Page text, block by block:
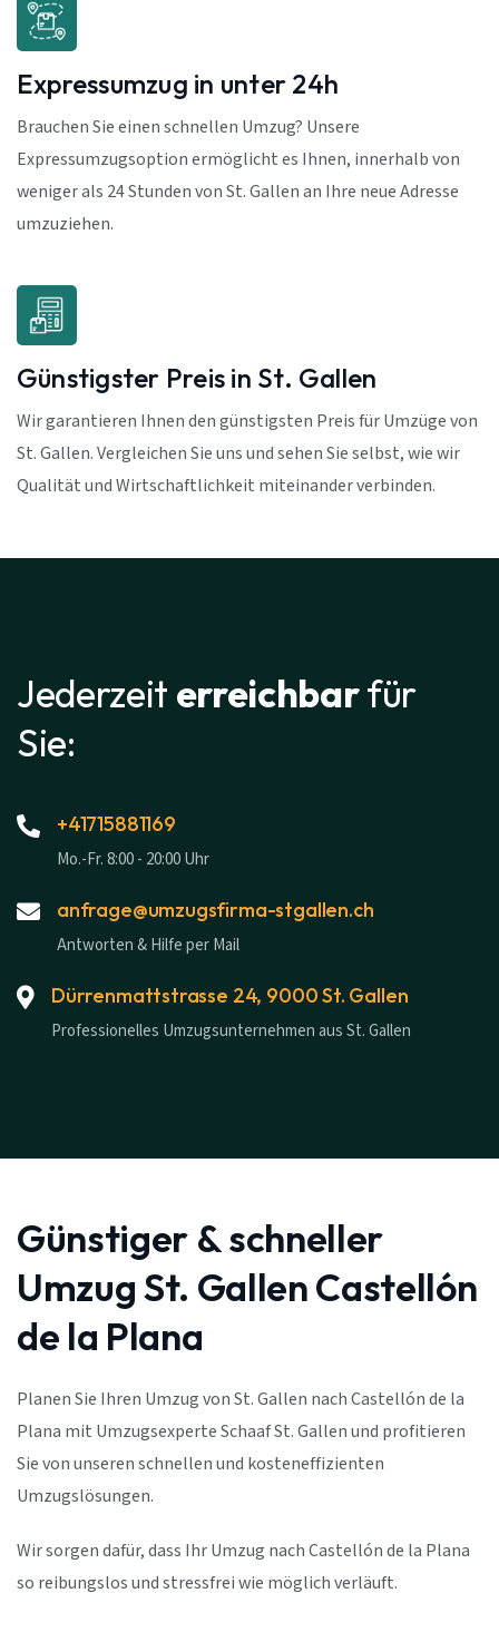
Expressumzug in unter 24h
Brauchen Sie einen schnellen Umzug? Unsere
Expressumzugsoption ermöglicht es Ihnen, innerhalb von
weniger als 24 Stunden von St. Gallen an Ihre neue Adresse
umzuziehen.
Günstigster Preis in St. Gallen
Wir garantieren Ihnen den günstigsten Preis für Umzüge von
St. Gallen. Vergleichen Sie uns und sehen Sie selbst, wie wir
Qualität und Wirtschaftlichkeit miteinander verbinden.
Jederzeit erreichbarfür
Sie:
+41715881169
Mo.-Fr. 8:00 - 20:00 Uhr
anfrage@umzugsfirma-stgallen.ch
Antworten & Hilfe per Mail
Dürrenmattstrasse 24, 9000 St. Gallen
Professionelles Umzugsunternehmen aus St. Gallen
Günstiger & schneller
Umzug St. Gallen Castellón
de la Plana
Planen Sie Ihren Umzug von St. Gallen nach Castellón de la
Plana mit Umzugsexperte Schaaf St. Gallen und profitieren
Sie von unseren schnellen und kosteneffizienten
Umzugslösungen.
Wir sorgen dafür, dass Ihr Umzug nach Castellón de la Plana
so reibungslos und stressfrei wie möglich verläuft.